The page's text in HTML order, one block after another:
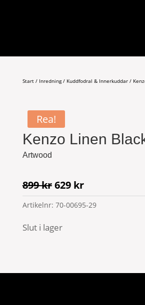
Start/ Inredning/ Kuddfodral & Innerkuddar/
Rea!
Kenzo Linen
Artwood
899krDet
ursprungliga
priset
899 kr.
629 krDet
nuvarande
priset
Artikelnr: 70-00695-29
Slut i lager